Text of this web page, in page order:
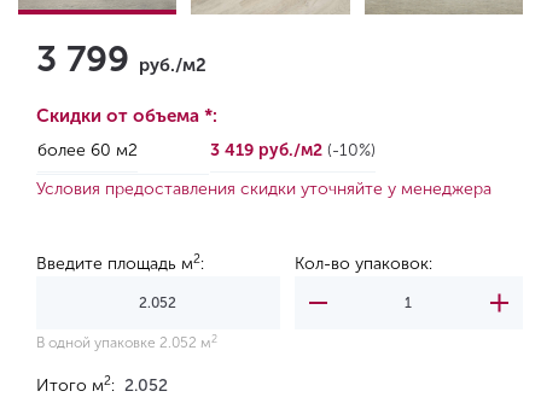
3 799 руб./м2
Скидки от объема *:
более 60 м2 3 419 руб./м2 (-10%)
Условия предоставления скидки уточняйте у менеджера
Введите площадь м2: Кол-во упаковок:
В одной упаковке 2.052 м 2
Итого м2: 2.052